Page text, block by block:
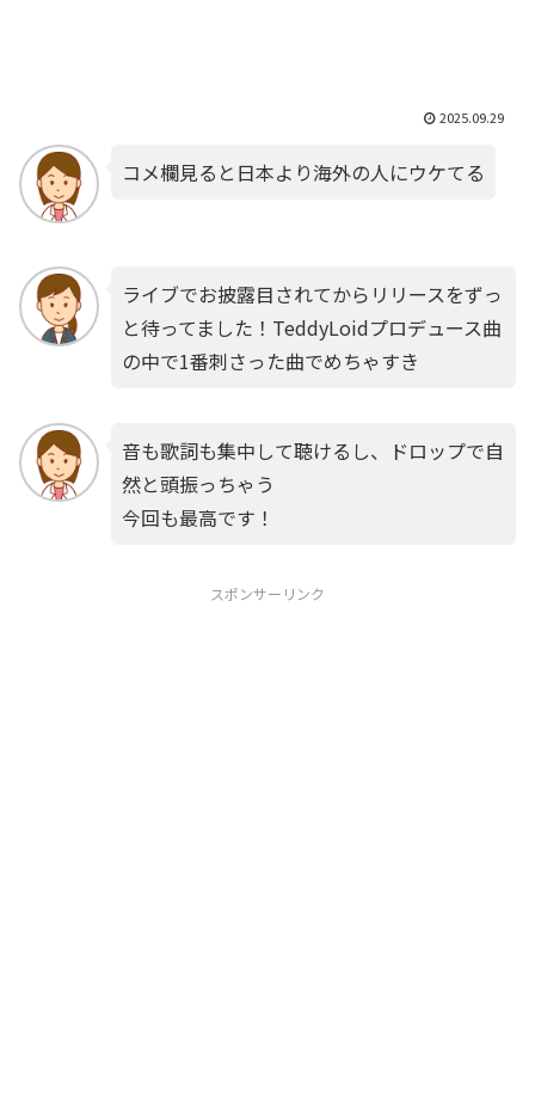
2025.09.29
コメ欄見ると日本より海外の人にウケてる
ライブでお披露目されてからリリースをずっ
と待ってました！TeddyLoidプロデュース曲
の中で1番刺さった曲でめちゃすき
音も歌詞も集中して聴けるし、ドロップで自
然と頭振っちゃう
今回も最高です！
スポンサーリンク